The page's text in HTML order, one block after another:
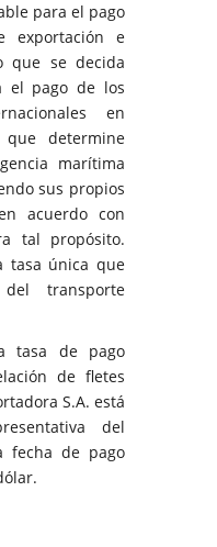
para el pago
exportación e
que se decida
el pago de los
en
determine
marítima
sus propios
acuerdo con
tal propósito.
tasa única que
transporte
tasa de pago
de fletes
S.A. está
del
fecha de pago